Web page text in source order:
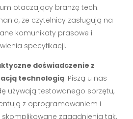
otaczający branżę tech.
że czytelnicy zasługują na
komunikaty prasowe i
specyfikacji.
doświadczenie z
technologią. Piszą u nas
używają testowanego sprzętu,
z oprogramowaniem i
zagadnienia tak,